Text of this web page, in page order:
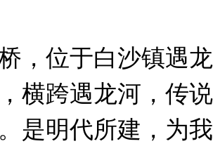
位于白沙镇遇龙
横跨遇龙河，传
是明代所建，为